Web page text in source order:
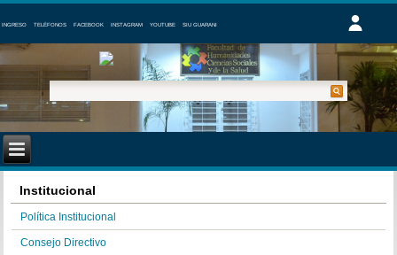
INGRESO TELÉFONOS FACEBOOK INSTAGRAM YOUTUBE SIU GUARANI
Institucional
Política Institucional
Consejo Directivo